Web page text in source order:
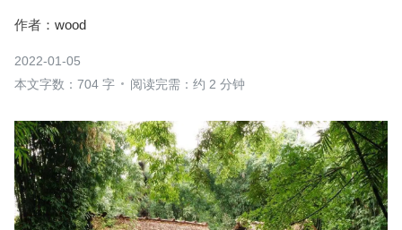
作者： wood
2022-01-05
本文字数：704 字
阅读完需：约 2 分钟